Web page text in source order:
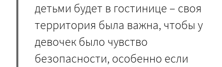
детьми будет в гостинице – своя
территория была важна, чтобы у
девочек было чувство
безопасности, особенно если